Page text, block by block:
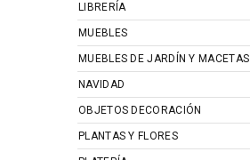
LIBRERÍA
MUEBLES
MUEBLES DE JARDÍN Y MACETAS
NAVIDAD
OBJETOS DECORACIÓN
PLANTAS Y FLORES